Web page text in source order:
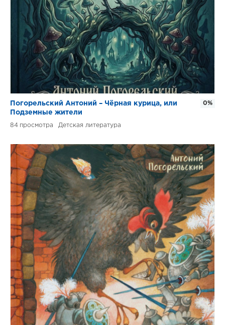
Погорельский Антоний – Чёрная курица, или
Подземные жители
84 Детская литература
0%